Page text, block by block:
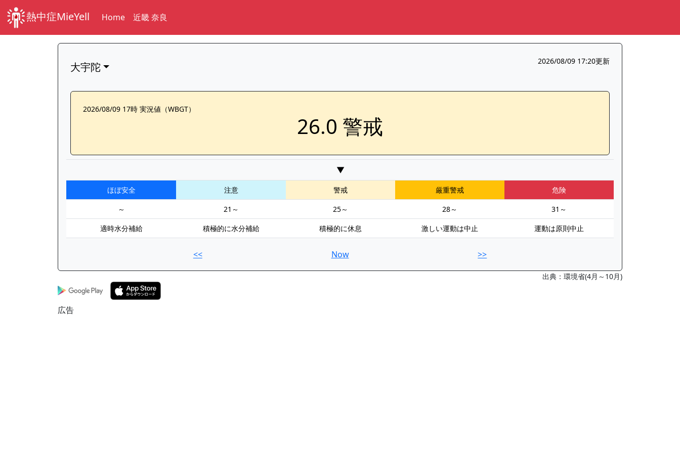
熱中症MieYell Home 近畿 奈良
大宇陀 2026/08/09 17:20更新
2026/08/09 17時 実況値（WBGT）
26.0 警戒
▼
ほぼ安全 注意 警戒 厳重警戒
危険
～
21～ 25～ 28～
31～
適時水分補給
積極的に水分補給 積極的に休息 激しい運動は中止 運動は原則中止
<< Now >>
出典：環境省(4月～10月)
広告